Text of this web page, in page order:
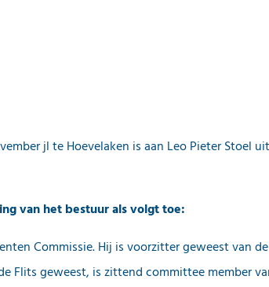
jl te Hoevelaken is aan Leo Pieter Stoel
van het bestuur als volgt toe:
Commissie. Hij is voorzitter geweest van
Flits geweest, is zittend committee member